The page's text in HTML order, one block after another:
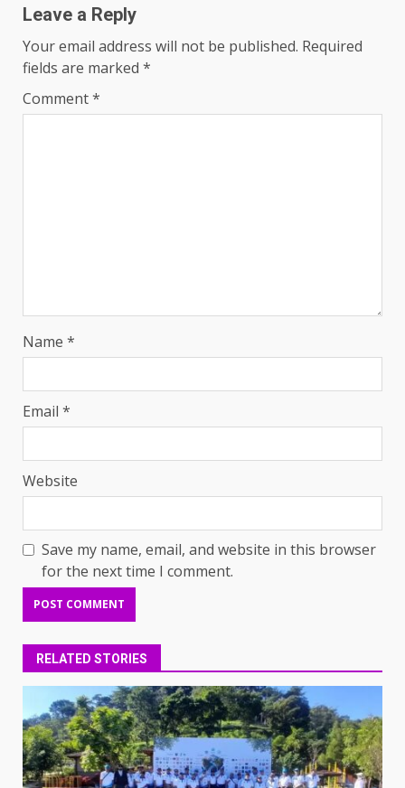
Leave a Reply
Your email address will not be published. Required
fields are marked *
Comment*
Name *
Email *
Website
Save my name, email, and website in this browser
for the next time I comment.
RELATED STORIES